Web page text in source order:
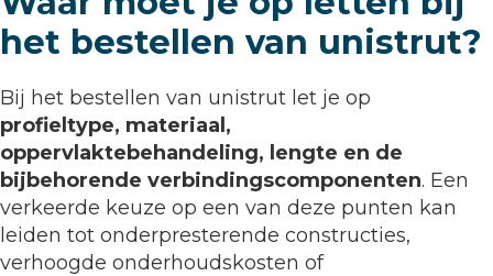
het bestellen van unistrut?
Bij het bestellen van unistrut let je op
profieltype, materiaal,
oppervlaktebehandeling, lengte en de
bijbehorende verbindingscomponenten. Een
verkeerde keuze op een van deze punten kan
leiden tot onderpresterende constructies,
verhoogde onderhoudskosten of